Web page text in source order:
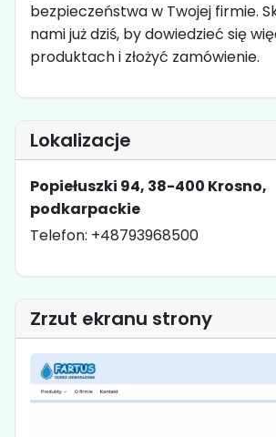
bezpieczeństwa w Twojej firmie.
nami już dziś, by dowiedzieć się
produktach i złożyć zamówienie.
Lokalizacje
Popiełuszki 94, 38-400 Krosno,
podkarpackie
Telefon: +48793968500
Zrzut ekranu strony